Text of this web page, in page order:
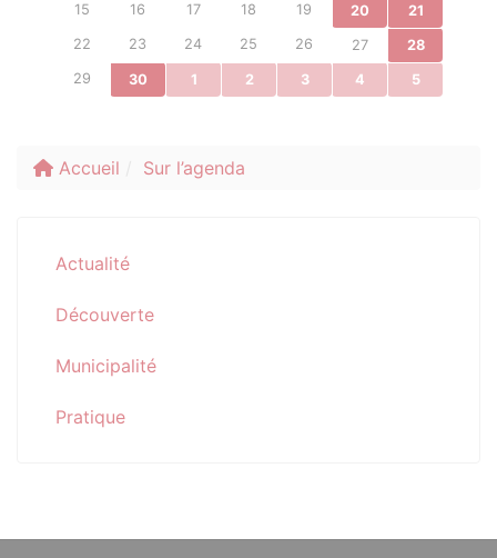
15 16 17 18 19 20
21
22
23 24 25 26 27
28
29
30 1 2 3 4 5
Accueil Sur l’agenda
Actualité
Découverte
Municipalité
Pratique